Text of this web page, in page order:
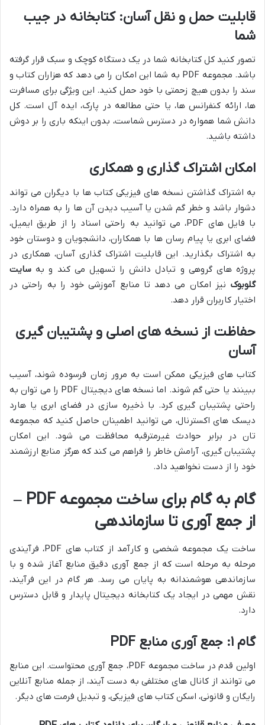
قابلیت حمل و نقل آسان: کتابخانه در جیب
شما
تصور کنید کل کتابخانه شما در یک دستگاه کوچک و سبک قرار گرفته
باشد. مجموعه PDF به شما این امکان را می دهد که هزاران کتاب و
سند را بدون هیچ زحمتی با خود حمل کنید. این ویژگی برای مسافرت
ها، ارائه کنفرانس ها، یا حتی مطالعه در پارک، ایده آل است. کل
دانش شما همواره در دسترس شماست، بدون اینکه باری را بر دوش
داشته باشید.
امکان اشتراک گذاری و همکاری
به اشتراک گذاشتن نسخه های فیزیکی کتاب ها با دیگران می تواند
دشوار باشد و خطر گم شدن یا آسیب دیدن آن ها را به همراه دارد.
با فایل های PDF، می توانید به راحتی اسناد را از طریق ایمیل،
فضای ابری یا پیام رسان ها با همکاران، دانشجویان و دوستان خود
به اشتراک بگذارید. این قابلیت اشتراک گذاری آسان، همکاری در
پروژه های گروهی و تبادل دانش را تسهیل می کند و به سایت
گلوبوک نیز امکان می دهد تا منابع آموزشی خود را به راحتی در
اختیار کاربران قرار دهد.
حفاظت از نسخه های اصلی و پشتیبان گیری
آسان
کتاب های فیزیکی ممکن است به مرور زمان فرسوده شوند، آسیب
ببینند یا حتی گم شوند. اما نسخه های دیجیتال PDF را می توان به
راحتی پشتیبان گیری کرد. با ذخیره سازی در فضای ابری یا هارد
دیسک های اکسترنال، می توانید اطمینان حاصل کنید که مجموعه
تان در برابر حوادث غیرمترقبه محافظت می شود. این امکان
پشتیبان گیری، آرامش خاطر را فراهم می کند که هرگز منابع ارزشمند
خود را از دست نخواهید داد.
گام به گام برای ساخت مجموعه PDF –
از جمع آوری تا سازماندهی
ساخت یک مجموعه شخصی و کارآمد از کتاب های PDF، فرآیندی
مرحله به مرحله است که از جمع آوری دقیق منابع آغاز شده و با
سازماندهی هوشمندانه به پایان می رسد. هر گام در این فرآیند،
نقش مهمی در ایجاد یک کتابخانه دیجیتال پایدار و قابل دسترس
دارد.
گام ۱: جمع آوری منابع PDF
اولین قدم در ساخت مجموعه PDF، جمع آوری محتواست. این منابع
می توانند از کانال های مختلفی به دست آیند، از جمله منابع آنلاین
رایگان و قانونی، اسکن کتاب های فیزیکی، و تبدیل فرمت های دیگر.